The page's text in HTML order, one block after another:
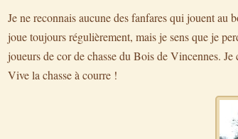
Je ne reconnais aucune des fanfares qui jouent au
joue toujours régulièrement, mais je sens que je
joueurs de cor de chasse du Bois de Vincennes.
Vive la chasse à courre !